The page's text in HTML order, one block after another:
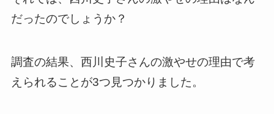
だったのでしょうか？
調査の結果、西川史子さんの激やせの理由で考
えられることが3つ見つかりました。